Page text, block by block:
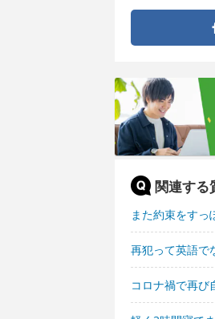
関連する
また約束をすっ
再犯って英語で
コロナ禍で再び